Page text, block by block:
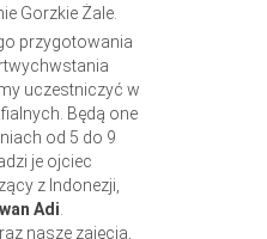
Gorzkie Żale.
przygotowania
uczestniczyć w
Będą one
od 5 do 9
je ojciec
z Indonezji,
Adi
nasze zajęcia,